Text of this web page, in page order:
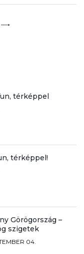
térképpel
térképpel!
Görögország –
szigetek
04.